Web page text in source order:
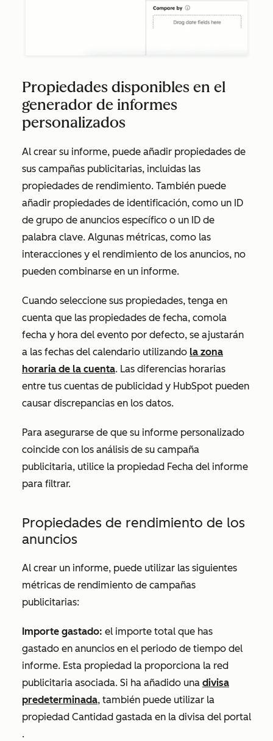
Propiedades disponibles en el
generador de informes
personalizados
Al crear su informe, puede añadir propiedades de
sus campañas publicitarias, incluidas las
propiedades de rendimiento. También puede
añadir propiedades de identificación, como un ID
de grupo de anuncios específico o un ID de
palabra clave. Algunas métricas, como las
interacciones y el rendimiento de los anuncios, no
pueden combinarse en un informe.
Cuando seleccione sus propiedades, tenga en
cuenta que las propiedades de fecha, comola
fecha y hora del evento por defecto, se ajustarán
a las fechas del calendario utilizando la zona
horaria de la cuenta. Las diferencias horarias
entre tus cuentas de publicidad y HubSpot pueden
causar discrepancias en los datos.
Para asegurarse de que su informe personalizado
coincide con los análisis de su campaña
publicitaria, utilice la propiedad Fecha del informe
para filtrar.
Propiedades de rendimiento de los
anuncios
Al crear un informe, puede utilizar las siguientes
métricas de rendimiento de campañas
publicitarias:
Importe gastado: el importe total que has
gastado en anuncios en el periodo de tiempo del
informe. Esta propiedad la proporciona la red
publicitaria asociada. Si ha añadido una divisa
predeterminada, también puede utilizar la
propiedad Cantidad gastada en la divisa del portal
.